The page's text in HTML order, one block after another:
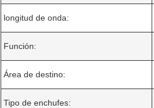
longitud de onda:
Función:
Área de destino:
Tipo de enchufes: